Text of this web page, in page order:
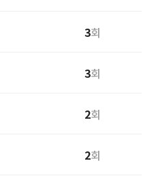
3회
3회
2회
2회